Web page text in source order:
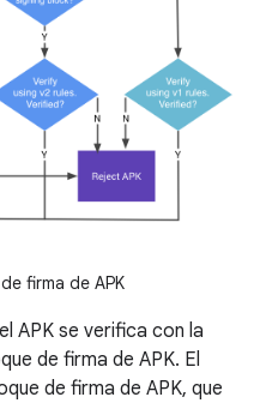
firma de APK
APK se verifica con la
de firma de APK. El
de firma de APK, que